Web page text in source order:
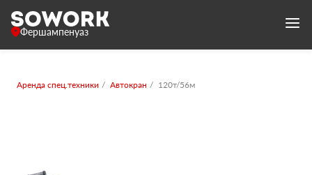
Фершампенуаз
Аренда спец.техники Автокран 120т/56м